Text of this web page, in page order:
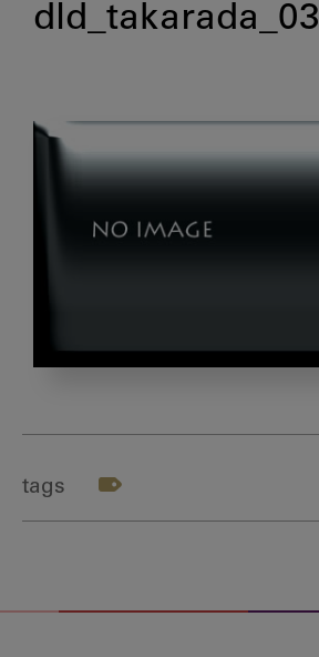
dld_takarada_03
tags